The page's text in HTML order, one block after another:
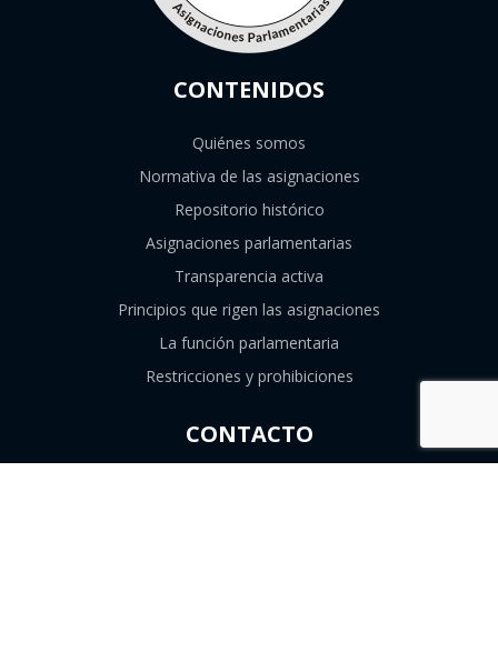
CONTENIDOS
Quiénes somos
Normativa de las asignaciones
Repositorio histórico
Asignaciones parlamentarias
Transparencia activa
Principios que rigen las asignaciones
La función parlamentaria
Restricciones y prohibiciones
CONTACTO